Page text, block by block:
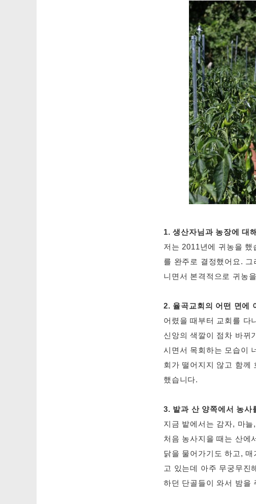
1. 생산자님과 농장에 대
저는 2011년에 귀농을
를 완주로 결정했어요.
니면서 본격적으로 귀농
2. 율곡교회의 어떤 면에
어렸을 때부터 교회를 다
신앙의 색깔이 점차 바뀌
시면서 목회하는 모습이
회가 떨어지지 않고 함께
했습니다.
3. 밭과 산 양쪽에서 농사
지금 밭에서는 감자, 마
처음 농사지을 때는 산에
닭을 물어가기도 하고,
고 있는데 아주 무궁무진
하던 단골들이 와서 밤을